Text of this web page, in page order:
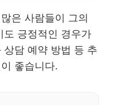
은 사람들이 그의
도 긍정적인 경우가
상담 예약 방법 등 추
좋습니다.